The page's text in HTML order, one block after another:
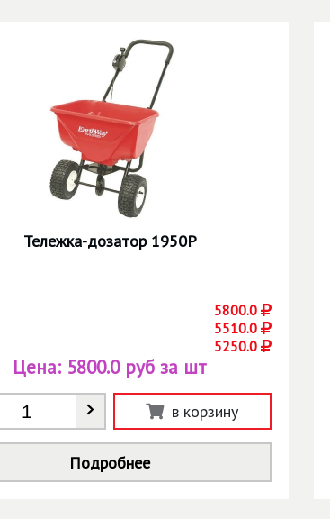
Тележка-дозатор 1950Р
5800.0
5510.0
5250.0
*
Цена: 5800.0 руб за шт
в корзину
Подробнее